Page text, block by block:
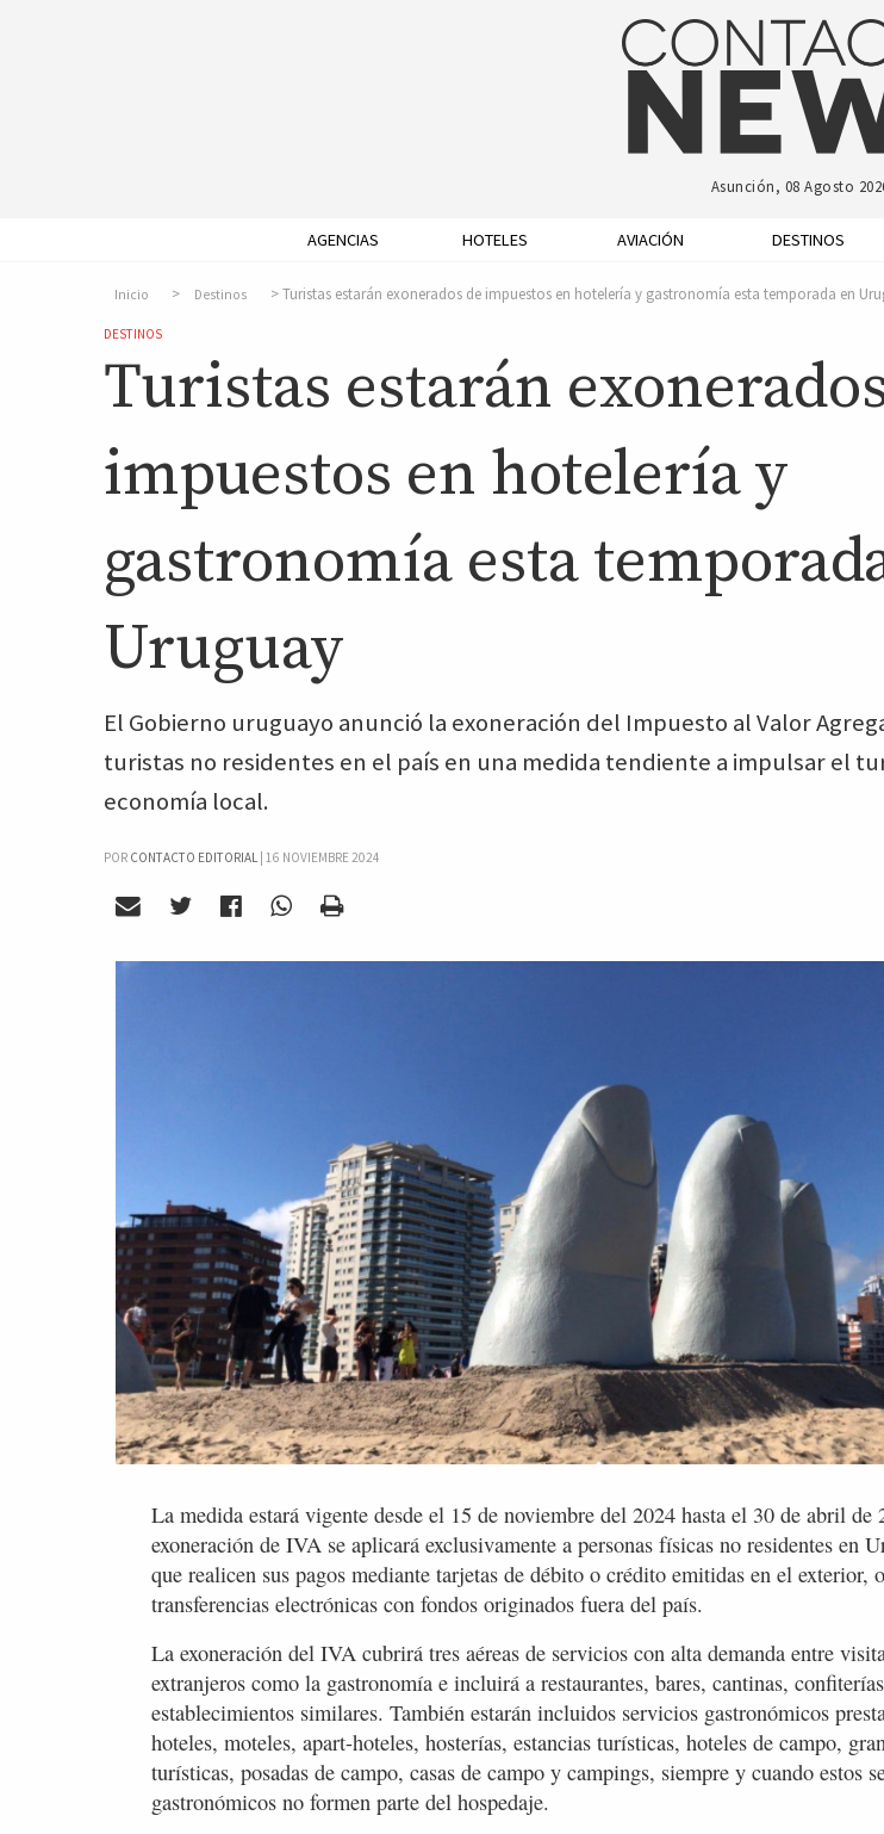
Asunción, 08 Agosto
AGENCIAS HOTELES AVIACIÓN DESTINOS
Inicio Destinos Turistas estarán exonerados de impuestos en hotelería y gastronomía esta temporada en
DESTINOS
Turistas estarán
impuestos en hotelería y
gastronomía esta
Uruguay
El Gobierno uruguayo anunció la exoneración del Impuesto al Valor
turistas no residentes en el país en una medida tendiente a impulsar el
economía local.
POR CONTACTO EDITORIAL | 16 NOVIEMBRE 2024
La medida estará vigente desde el 15 de noviembre del 2024 hasta el 30 de abril de
exoneración de IVA se aplicará exclusivamente a personas físicas no residentes en
que realicen sus pagos mediante tarjetas de débito o crédito emitidas en el exterior,
transferencias electrónicas con fondos originados fuera del país.
La exoneración del IVA cubrirá tres aéreas de servicios con alta demanda entre
extranjeros como la gastronomía e incluirá a restaurantes, bares, cantinas,
establecimientos similares. También estarán incluidos servicios gastronómicos
hoteles, moteles, apart-hoteles, hosterías, estancias turísticas, hoteles de campo,
turísticas, posadas de campo, casas de campo y campings, siempre y cuando estos
gastronómicos no formen parte del hospedaje.